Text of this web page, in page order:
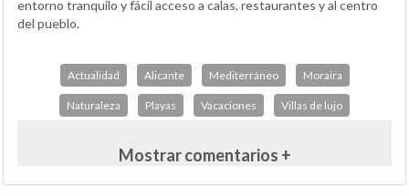
entorno tranquilo y fácil acceso a calas, restaurantes y al centro
del pueblo.
Actualidad Alicante Mediterráneo Moraira
Naturaleza Playas Vacaciones Villas de lujo
Mostrar comentarios +